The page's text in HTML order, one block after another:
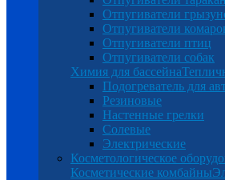
Отпугиватели
Отпугиватели
Отпугиватели птиц
Отпугиватели собак
Химия для бассейна
Подогреватель для
Резиновые
Настенные грелки
Солевые
Электрические
Косметологическое
Косметические комбайны